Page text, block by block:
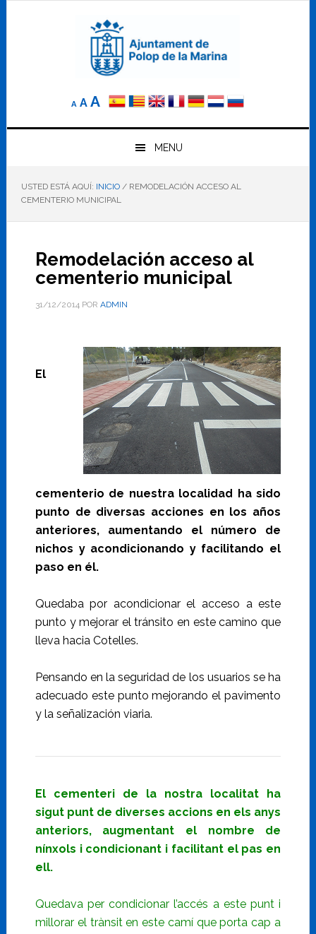
A
Reducir
elA Tamaño
AAumentar
el
tamaño
letra
MENU
USTED ESTÁ AQUÍ: INICIO /REMODELACIÓN ACCESO AL
CEMENTERIO MUNICIPAL
Remodelación acceso al
cementerio municipal
31/12/2014POR ADMIN
El
cementerio de nuestra localidad ha sido
punto de diversas acciones en los años
anteriores, aumentando el número de
nichos y acondicionando y facilitando el
paso en él.
Quedaba por acondicionar el acceso a este
punto y mejorar el tránsito en este camino que
lleva hacia Cotelles.
Pensando en la seguridad de los usuarios se ha
adecuado este punto mejorando el pavimento
y la señalización viaria.
El cementeri de la nostra localitat ha
sigut punt de diverses accions en els anys
anteriors, augmentant el nombre de
nínxols i condicionant i facilitant el pas en
ell.
Quedava per condicionar l’accés a este punt i
millorar el trànsit en este camí que porta cap a